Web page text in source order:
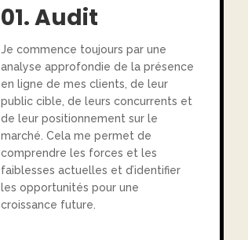
01. Audit
Je commence toujours par une
analyse approfondie de la présence
en ligne de mes clients, de leur
public cible, de leurs concurrents et
de leur positionnement sur le
marché. Cela me permet de
comprendre les forces et les
faiblesses actuelles et d’identifier
les opportunités pour une
croissance future.